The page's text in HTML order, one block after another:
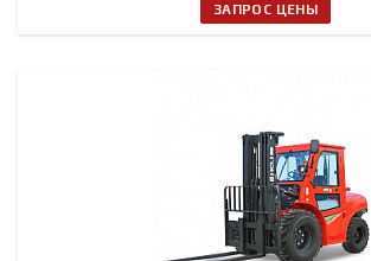
ЗАПРОС ЦЕНЫ